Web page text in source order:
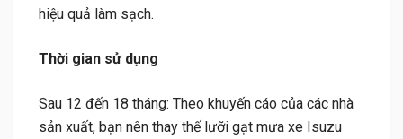
hiệu quả làm sạch.
Thời gian sử dụng
Sau 12 đến 18 tháng: Theo khuyến cáo của các nhà
sản xuất, bạn nên thay thế lưỡi gạt mưa xe Isuzu